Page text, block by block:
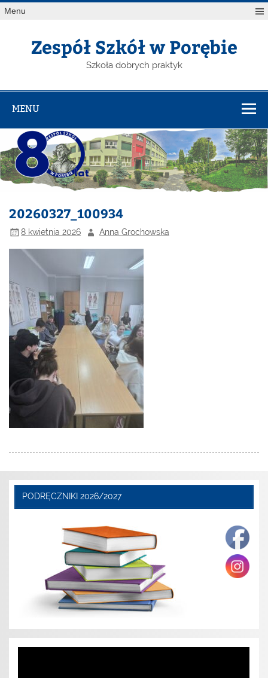
Menu
Zespół Szkół w Porębie
Szkoła dobrych praktyk
MENU
20260327_100934
8 kwietnia 2026 Anna Grochowska
PODRĘCZNIKI 2026/2027